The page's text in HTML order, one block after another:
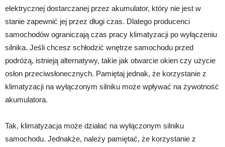
elektrycznej dostarczanej przez akumulator, który nie jest w
stanie zapewnić jej przez długi czas. Dlatego producenci
samochodów ograniczają czas pracy klimatyzacji po wyłączeniu
silnika. Jeśli chcesz schłodzić wnętrze samochodu przed
podróżą, istnieją alternatywy, takie jak otwarcie okien czy użycie
osłon przeciwsłonecznych. Pamiętaj jednak, że korzystanie z
klimatyzacji na wyłączonym silniku może wpływać na żywotność
akumulatora.
Tak, klimatyzacja może działać na wyłączonym silniku
samochodu. Jednakże, należy pamiętać, że korzystanie z